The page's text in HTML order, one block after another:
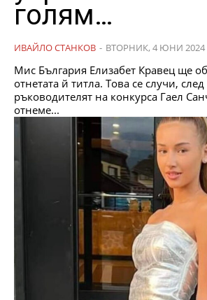
голям…
ИВАЙЛО СТАНКОВ - ВТОРНИК, 4 ЮНИ 2024
Мис България Елизабет Кравец ще
отнетата й титла. Това се случи, след
ръководителят на конкурса Гаел
отнеме...